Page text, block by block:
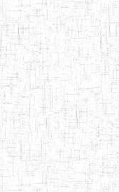
13 Total: 307
ENIEG
ENIEG